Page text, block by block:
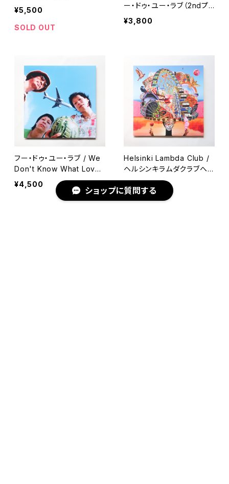
¥5,500
SOLD OUT
ー・ドゥ・ユー・ラブ（2ndプ
レス）
¥3,800
フー・ドゥ・ユー・ラブ / We
Don't Know What Love I
s
¥4,500
Helsinki Lambda Club /
ヘルシンキラムダクラブへよ
うこそ
ショップに質問する